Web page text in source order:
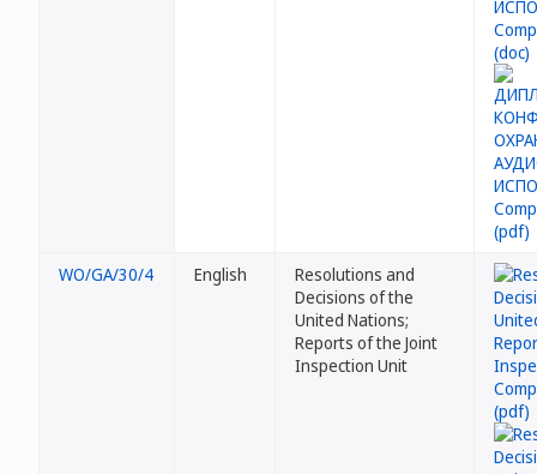
WO/GA/30/4 English
Resolutions and
Decisions of the
United Nations;
Reports of the Joint
Inspection Unit